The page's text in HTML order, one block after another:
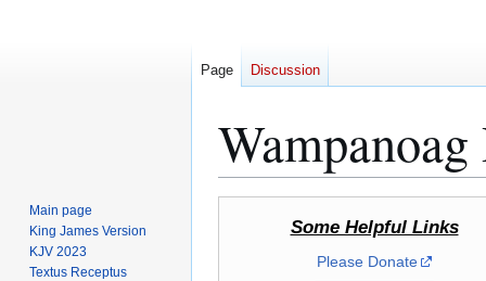
Some Helpful Links
Please Donate
Page Discussion
Main page
King James Version
KJV 2023
Textus Receptus